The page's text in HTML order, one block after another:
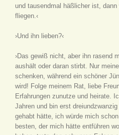
und tausendmal häßlicher ist,
fliegen.‹
›Und ihn lieben?‹
›Das gewiß nicht, aber ihn rasend
aushält oder daran stirbt. Nur
schenken, während ein schöner
wird! Folge meinem Rat, liebe
Erfahrungen zunutze und heirate.
Jahren und bin erst
gehabt hätte, ich würde mich
besten, der mich hätte entführen